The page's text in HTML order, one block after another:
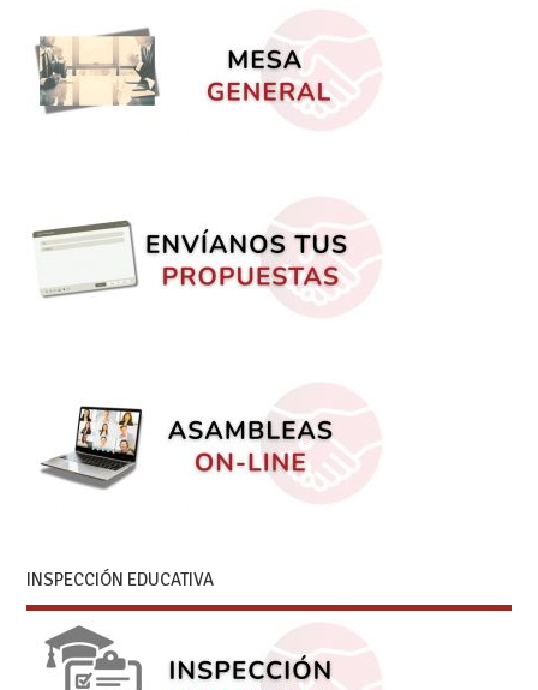
INSPECCIÓN EDUCATIVA